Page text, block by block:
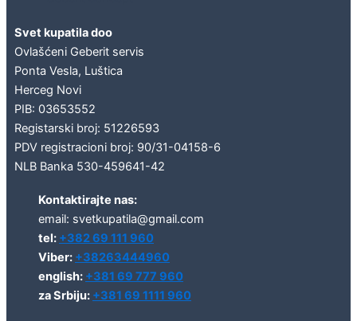
Svet kupatila doo
Ovlašćeni Geberit servis
Ponta Vesla, Luštica
Herceg Novi
PIB: 03653552
Registarski broj: 51226593
PDV registracioni broj: 90/31-04158-6
NLB Banka 530-459641-42
Kontaktirajte nas:
email: svetkupatila@gmail.com
tel: +382 69 111 960
Viber: +38263444960
english: +381 69 777 960
za Srbiju: +381 69 1111 960